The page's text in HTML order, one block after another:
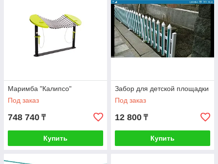
Маримба "Калипсо"
Под заказ
748 740 ₸
Купить
Забор для детской площадки
Под заказ
12 800 ₸
Купить